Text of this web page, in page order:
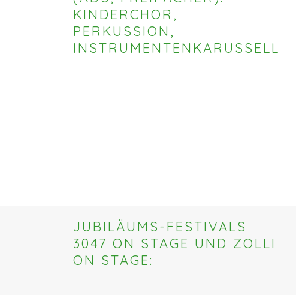
KINDERCHOR,
PERKUSSION,
INSTRUMENTENKARUSSELL
JUBILÄUMS-FESTIVALS
3047 ON STAGE UND ZOLLI
ON STAGE: